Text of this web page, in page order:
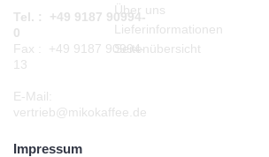
Tel. : +49 9187 90994-
0
Fax : +49 9187 90994-
13
E-Mail:
vertrieb@mikokaffee.de
Über uns
Lieferinformationen
Seitenübersicht
Impressum